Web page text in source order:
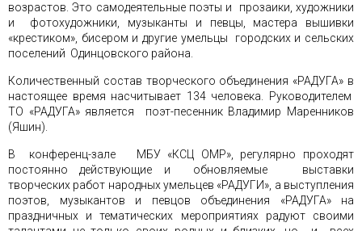
возрастов. Это самодеятельные поэты и прозаики, художники
и фотохудожники, музыканты и певцы, мастера вышивки
«крестиком», бисером и другие умельцы городских и сельских
поселений Одинцовского района.
Количественный состав творческого объединения «РАДУГА» в
настоящее время насчитывает 134 человека. Руководителем
ТО «РАДУГА» является поэт-песенник Владимир Маренников
(Яшин).
В конференц-зале МБУ «КСЦ ОМР», регулярно проходят
постоянно действующие и обновляемые выставки
творческих работ народных умельцев «РАДУГИ», а выступления
поэтов, музыкантов и певцов объединения «РАДУГА» на
праздничных и тематических мероприятиях радуют своими